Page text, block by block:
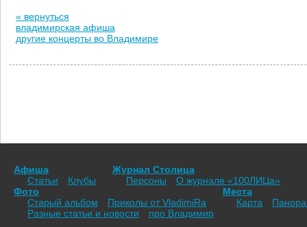
« вернуться
владимирская афиша
другие концерты во Владимире
Афиша
Статьи
Клубы
Журнал Столица
Персоны
О журнале «100ЛИЦа»
Фото
Старый альбом
Приколы от VladimiRа
Места
Карта
Разные статьи и новости
про Владимир